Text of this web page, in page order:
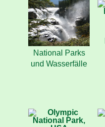
National Parks
und Wasserfälle